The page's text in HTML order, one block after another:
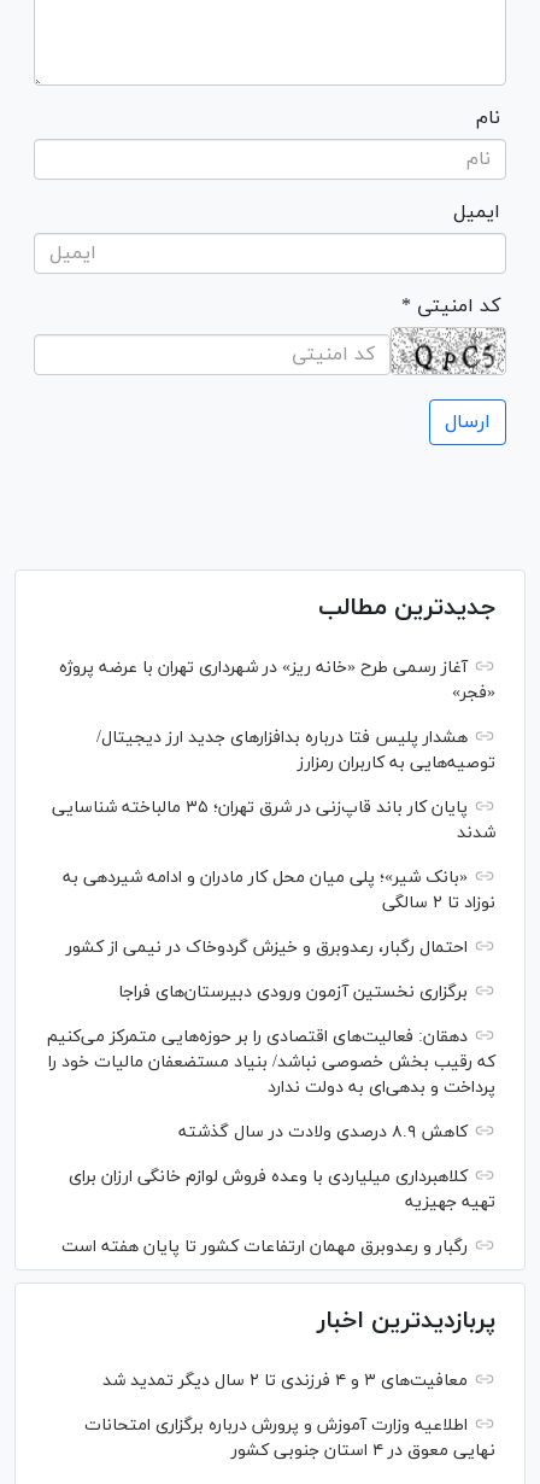
نام
ایمیل
* کد امنیتی
جدیدترین مطالب
آغاز رسمی طرح «خانه ریز» در شهرداری تهران با عرضه پروژه
«فجر»
هشدار پلیس فتا درباره بدافزار‌های جدید ارز دیجیتال/
توصیه‌هایی به کاربران رمزارز
پایان کار باند قاپ‌زنی در شرق تهران؛ ۳۵ مالباخته شناسایی
شدند
«بانک شیر»؛ پلی میان محل کار مادران و ادامه شیردهی به
نوزاد تا ۲ سالگی
احتمال رگبار، رعدوبرق و خیزش گردوخاک در نیمی از کشور
برگزاری نخستین آزمون ورودی دبیرستان‌های فراجا
دهقان: فعالیت‌های اقتصادی را بر حوزه‌هایی متمرکز می‌کنیم
که رقیب بخش خصوصی نباشد/ بنیاد مستضعفان مالیات خود را
پرداخت و بدهی‌ای به دولت ندارد
کاهش ۸.۹ درصدی ولادت در سال گذشته
کلاهبرداری میلیاردی با وعده فروش لوازم خانگی ارزان برای
تهیه جهیزیه
رگبار و رعدوبرق مهمان ارتفاعات کشور تا پایان هفته است
پربازدیدترین اخبار
معافیت‌های ۳ و ۴ فرزندی تا ۲ سال دیگر تمدید شد
اطلاعیه وزارت آموزش و پرورش درباره برگزاری امتحانات
نهایی معوق در ۴ استان جنوبی کشور